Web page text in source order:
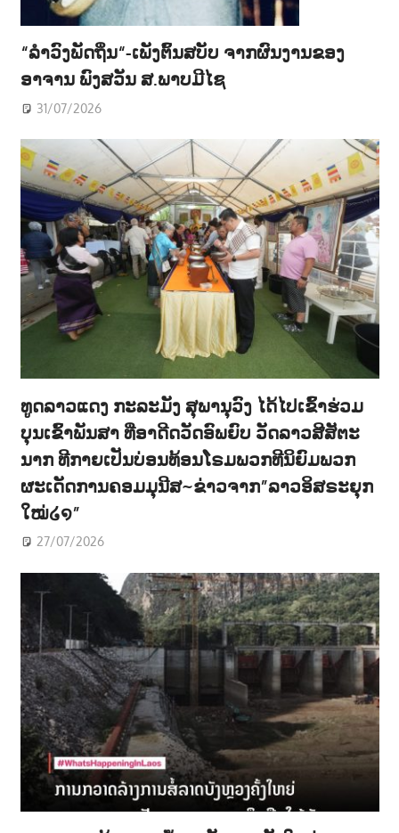
“ລຳວົງພັດຖິ່ນ“-ເພັງຕົ້ນສບັບ ຈາກຜົນງານຂອງ
ອາຈານ ພົງສວັນ ສ.ພາບມີໄຊ
31/07/2026
ທູດລາວແດງ ກະລະມັງ ສຸພານຸວົງ ໄດ້ໄປເຂົ້າຮ່ວມ
ບຸນເຂົ້າພັນສາ ທີ່ອາດີດວັດອົພຍົບ ວັດລາວສີສັຕະ
ນາກ ທີກາຍເປັນບ່ອນທ້ອນໂຣມພວກທີນິຍົມພວກ
ຜະເດັດການຄອມມຸນີສ~ຂ່າວຈາກ”ລາວອິສຣະຍຸກ
ໃໝ່໒໑”
27/07/2026